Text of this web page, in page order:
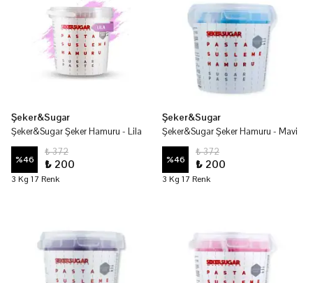
Şeker&Sugar
Şeker&Sugar Şeker Hamuru - Lila
%46
₺ 372
₺ 200
3 Kg 17 Renk
Şeker&Sugar
Şeker&Sugar Şeker Hamuru - Mavi
%46
₺ 372
₺ 200
3 Kg 17 Renk